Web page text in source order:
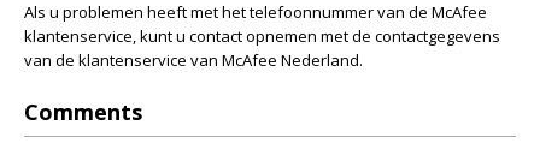
Als u problemen heeft met het telefoonnummer van de McAfee
klantenservice, kunt u contact opnemen met de contactgegevens
van de klantenservice van McAfee Nederland.
Comments